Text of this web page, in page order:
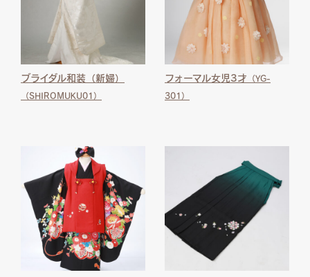
ブライダル和装（新婦）
（SHIROMUKU01）
フォーマル女児3才 （YG-
301）